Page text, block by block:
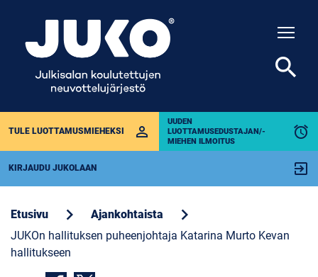
TULE LUOTTAMUSMIEHEKSI perm_identity
UUDEN
LUOTTAMUSEDUSTAJAN/-
MIEHEN ILMOITUS
alarm
KIRJAUDU JUKOLAAN exit_to_app
search
Etusivu chevron_right Ajankohtaista chevron_right
JUKOn hallituksen puheenjohtaja Katarina Murto Kevan
hallitukseen